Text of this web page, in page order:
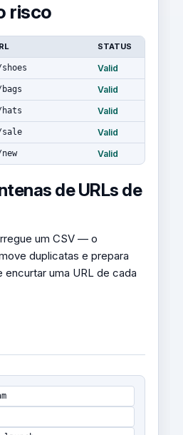
risco
STATUS
Valid
Valid
hats
Valid
sale
Valid
Valid
de URLs de
um CSV — o
duplicatas e prepara
encurtar uma URL de cada